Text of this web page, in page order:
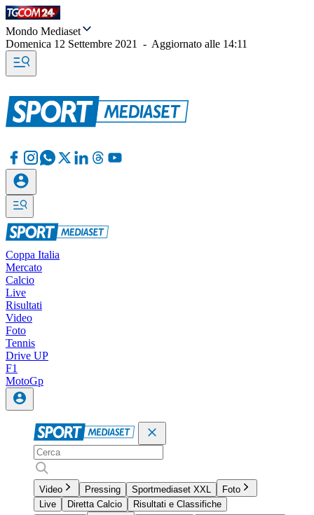
Mondo Mediaset
Domenica 12 Settembre 2021
- Aggiornato alle 14:11
Coppa Italia
Mercato
Calcio
Live
Risultati
Video
Foto
Tennis
Drive UP
F1
MotoGp
Video Pressing Sportmediaset XXL
Foto
Live
Diretta Calcio
Risultati e Classifiche